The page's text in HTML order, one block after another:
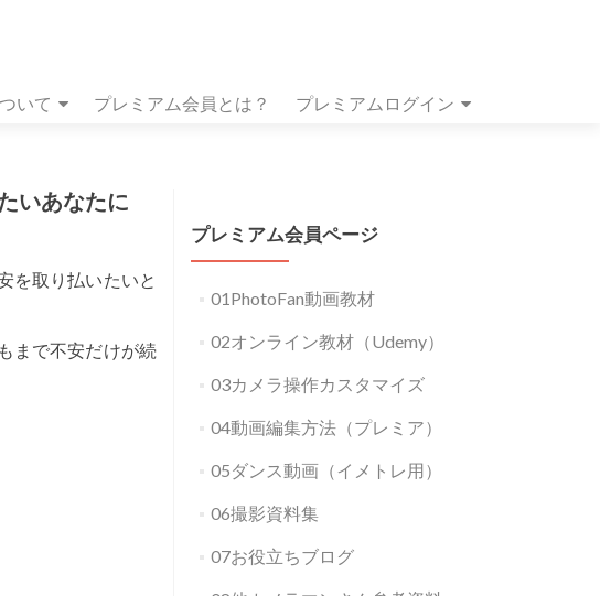
いて プレミアム会員とは？ プレミアムログイン
いあなたに
を取り払いたいと
まで不安だけが続
プレミアム会員ページ
01PhotoFan動画教材
02オンライン教材（Udemy）
03カメラ操作カスタマイズ
04動画編集方法（プレミア）
05ダンス動画（イメトレ用）
06撮影資料集
07お役立ちブログ